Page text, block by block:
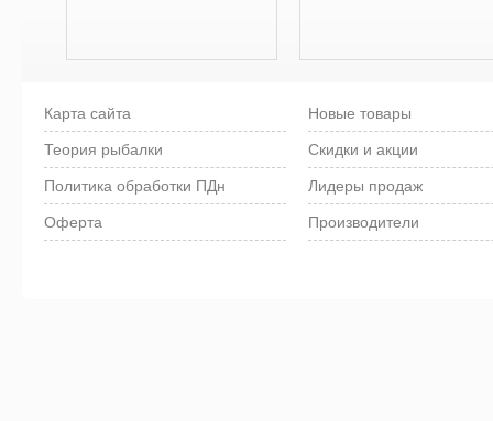
Карта сайта
Теория рыбалки
Политика обработки ПДн
Оферта
Новые товары
Скидки и акции
Лидеры продаж
Производители